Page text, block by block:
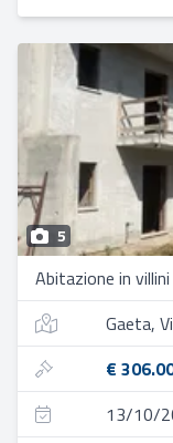
5
Abitazione in villini
Gaeta,
€
13/10/